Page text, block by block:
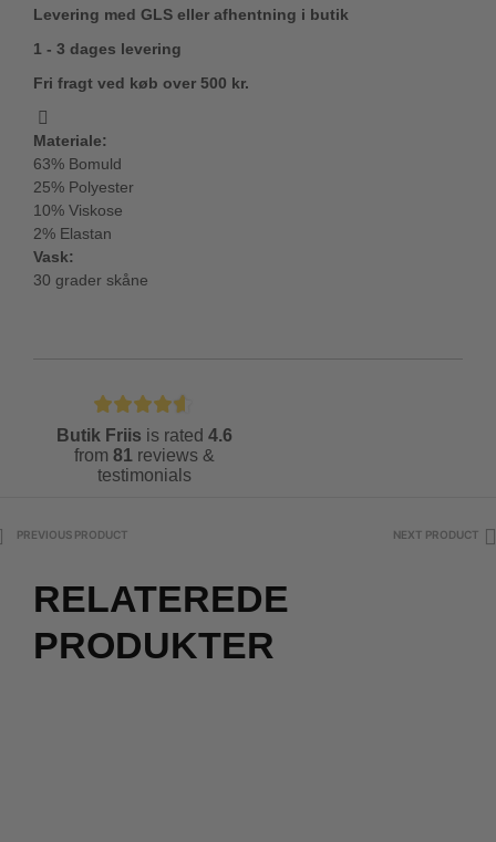
Levering med GLS eller afhentning i butik
1 - 3 dages levering
Fri fragt ved køb over 500 kr.
Materiale:
63% Bomuld
25% Polyester
10% Viskose
2% Elastan
Vask:
30 grader skåne
Butik Friis is rated 4.6
from 81 reviews &
testimonials
PREVIOUS PRODUCT NEXT PRODUCT
RELATEREDE
PRODUKTER